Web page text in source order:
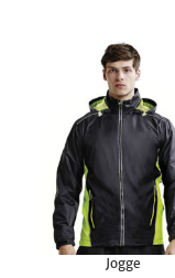
Jogge